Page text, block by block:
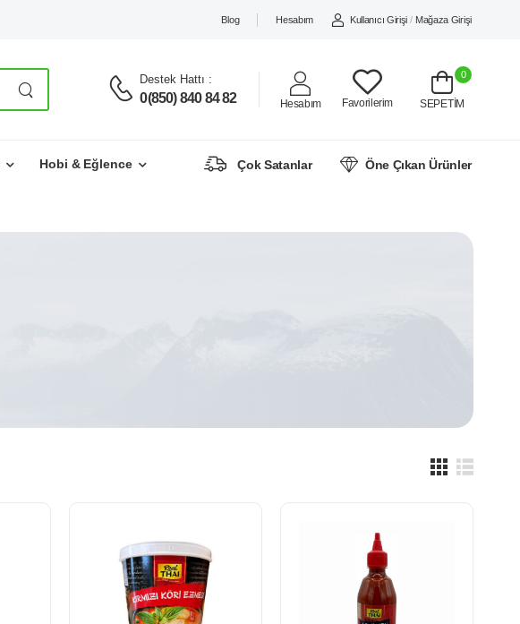
Blog Hesabım Kullanıcı Girişi / Mağaza Girişi
Destek Hattı :
0(850) 840 84 82 Hesabım Favorilerim
0
SEPETİM
Hobi & Eğlence Çok Satanlar Öne Çıkan Ürünler